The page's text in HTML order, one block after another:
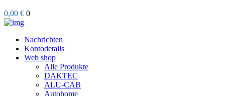
0,00 € 0
Nachrichten
Kontodetails
Web shop
Alle Produkte
DAKTEC
ALU-CAB
Autohome